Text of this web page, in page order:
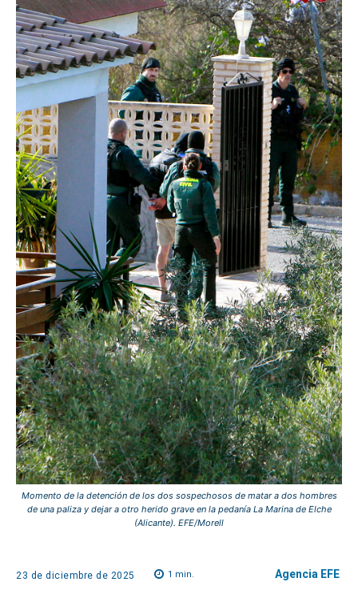
Momento de la detención de los dos sospechosos de matar a dos hombres
de una paliza y dejar a otro herido grave en la pedanía La Marina de Elche
(Alicante). EFE/Morell
23 de diciembre de 2025 1 min. Agencia EFE